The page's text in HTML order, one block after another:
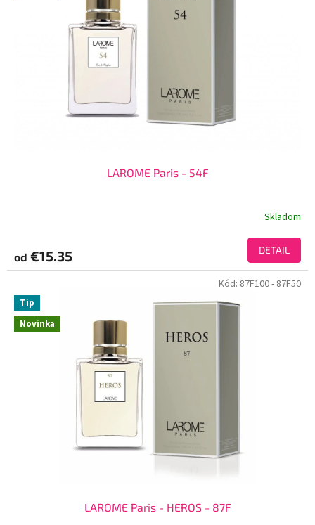
LAROME Paris - 54F
Skladom
od €15.35 DETAIL
Novinka
Tip
LAROME Paris - HEROS - 87F
Kód: 87F100- 87F50